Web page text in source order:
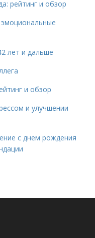
рейтинг и обзор
лет и дальше
и обзор
и улучшении
с днем рождения